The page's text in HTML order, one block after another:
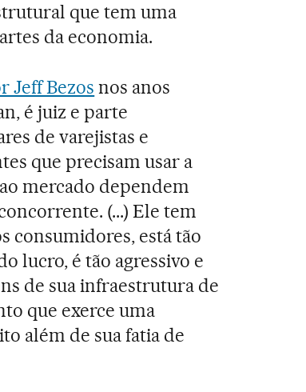
que tem uma
da economia.
Jeff Bezos nos anos
é juiz e parte
de varejistas e
que precisam usar a
mercado dependem
(...) Ele tem
consumidores, está tão
lucro, é tão agressivo e
de sua infraestrutura de
que exerce uma
além de sua fatia de